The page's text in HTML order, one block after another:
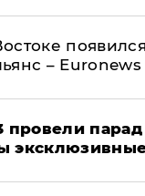
– Euronews
провели